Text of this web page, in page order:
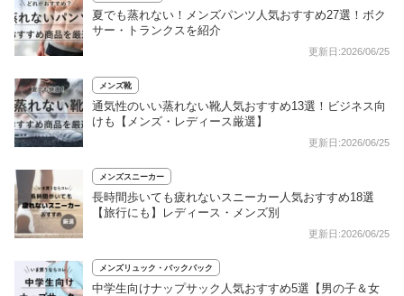
夏でも蒸れない！メンズパンツ人気おすすめ27選！ボク
サー・トランクスを紹介
更新日:2026/06/25
メンズ靴
通気性のいい蒸れない靴人気おすすめ13選！ビジネス向
けも【メンズ・レディース厳選】
更新日:2026/06/25
メンズスニーカー
長時間歩いても疲れないスニーカー人気おすすめ18選
【旅行にも】レディース・メンズ別
更新日:2026/06/25
メンズリュック・バックパック
中学生向けナップサック人気おすすめ5選【男の子＆女